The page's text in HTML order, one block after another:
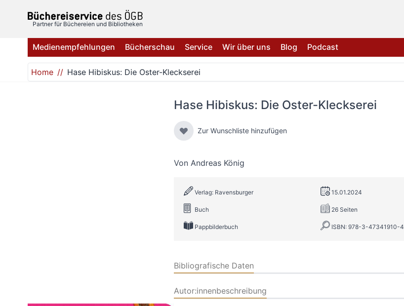
Partner für Büchereien und Bibliotheken
Medienempfehlungen Bücherschau Service Wir über uns Blog Podcast
Home Hase Hibiskus: Die Oster-Kleckserei
Hase Hibiskus: Die Oster-Kleckserei
Zur Wunschliste hinzufügen
Von Andreas König
Verlag: Ravensburger 15.01.2024
Buch 26 Seiten
Pappbilderbuch ISBN: 978-3-47341910-4
Bibliografische Daten
Autor:innenbeschreibung